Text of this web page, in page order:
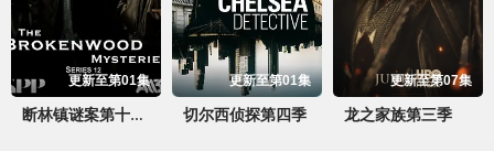
更新至第01集
断林镇谜案第十二季
更新至第01集
切尔西侦探第四季
更新至第07集
龙之家族第三季